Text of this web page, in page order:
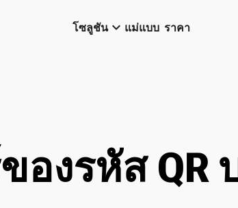
โซลูชันkeyboard_arrow_down แม่แบบ ราคา
องรหัส QR